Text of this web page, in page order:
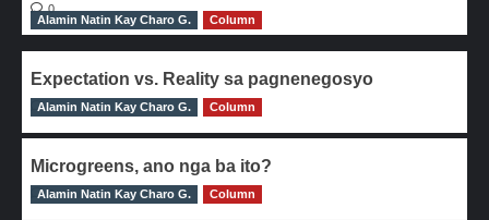
0
Alamin Natin Kay Charo G.
Column
Expectation vs. Reality sa pagnenegosyo
0
Alamin Natin Kay Charo G. Column
Microgreens, ano nga ba ito?
0
Alamin Natin Kay Charo G. Column